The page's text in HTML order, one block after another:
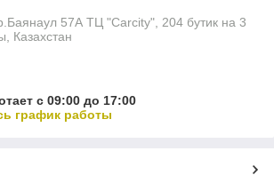
57А ТЦ "Carcity", 204 бутик на 3
Казахстан
с 09:00 до 17:00
график работы